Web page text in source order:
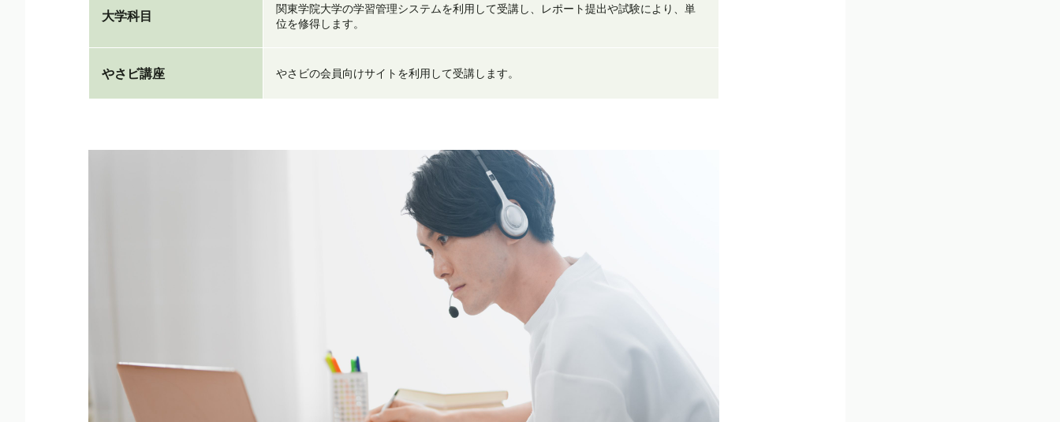
大学科目
関東学院大学の学習管理システムを利用して受講し、レポート提出や試験により、単
位を修得します。
やさビ講座 やさビの会員向けサイトを利用して受講します。